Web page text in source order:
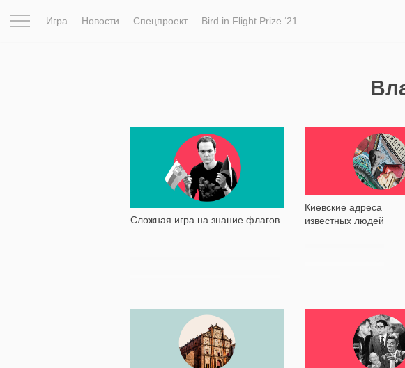
Игра Новости Спецпроект Bird in Flight Prize ‘21
Сложная игра на знание флагов
21 744
Киевские адреса
известных людей
11 320
7 880 5 431